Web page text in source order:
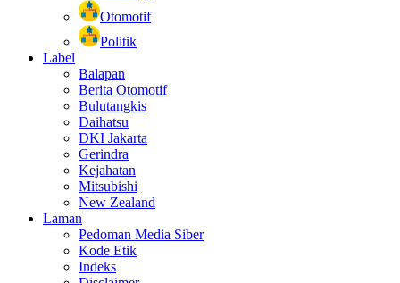
Otomotif
Politik
Label
Balapan
Berita Otomotif
Bulutangkis
Daihatsu
DKI Jakarta
Gerindra
Kejahatan
Mitsubishi
New Zealand
Laman
Pedoman Media Siber
Kode Etik
Indeks